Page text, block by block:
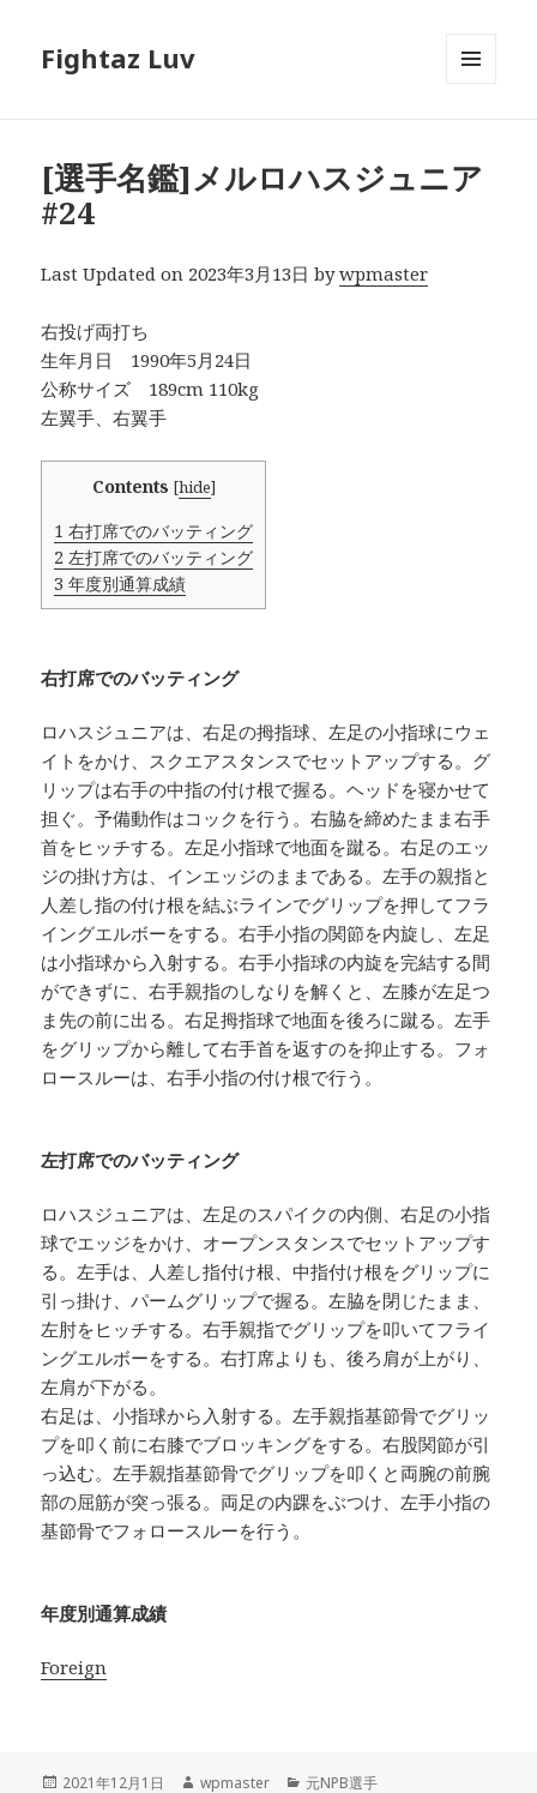
Fightaz Luv
[選手名鑑]メルロハスジュニア
#24
Last Updated on 2023年3月13日 bywpmaster
右投げ両打ち
生年月日 1990年5月24日
公称サイズ 189cm 110kg
左翼手、右翼手
Contents [hide]
1 右打席でのバッティング
2 左打席でのバッティング
3 年度別通算成績
右打席でのバッティング
ロハスジュニアは、右足の拇指球、左足の小指球にウェ
イトをかけ、スクエアスタンスでセットアップする。グ
リップは右手の中指の付け根で握る。ヘッドを寝かせて
担ぐ。予備動作はコックを行う。右脇を締めたまま右手
首をヒッチする。左足小指球で地面を蹴る。右足のエッ
ジの掛け方は、インエッジのままである。左手の親指と
人差し指の付け根を結ぶラインでグリップを押してフラ
イングエルボーをする。右手小指の関節を内旋し、左足
は小指球から入射する。右手小指球の内旋を完結する間
ができずに、右手親指のしなりを解くと、左膝が左足つ
ま先の前に出る。右足拇指球で地面を後ろに蹴る。左手
をグリップから離して右手首を返すのを抑止する。フォ
ロースルーは、右手小指の付け根で行う。
左打席でのバッティング
ロハスジュニアは、左足のスパイクの内側、右足の小指
球でエッジをかけ、オープンスタンスでセットアップす
る。左手は、人差し指付け根、中指付け根をグリップに
引っ掛け、パームグリップで握る。左脇を閉じたまま、
左肘をヒッチする。右手親指でグリップを叩いてフライ
ングエルボーをする。右打席よりも、後ろ肩が上がり、
左肩が下がる。
右足は、小指球から入射する。左手親指基節骨でグリッ
プを叩く前に右膝でブロッキングをする。右股関節が引
っ込む。左手親指基節骨でグリップを叩くと両腕の前腕
部の屈筋が突っ張る。両足の内踝をぶつけ、左手小指の
基節骨でフォロースルーを行う。
年度別通算成績
Foreign
投
2021年12月1日
作
wpmaster
カ
元NPB選手